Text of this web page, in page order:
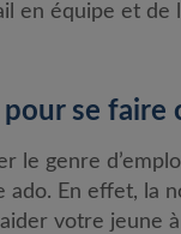
en équipe et
se faire
le genre
En effet, la
votre jeune